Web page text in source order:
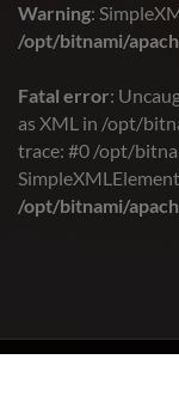
Warning:
/opt/bitnami/
Fatal error:
as XML in /opt/
trace: #0 /opt/
/opt/bitnami/